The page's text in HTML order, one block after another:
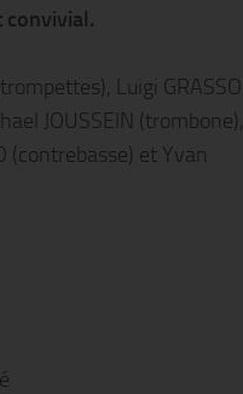
convivial.
Luigi GRASSO
JOUSSEIN (trombone),
(contrebasse) et Yvan